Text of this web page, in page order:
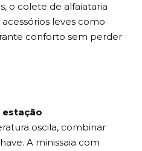
o colete de alfaiataria
leves como
conforto sem perder
estação
oscila, combinar
A minissaia com